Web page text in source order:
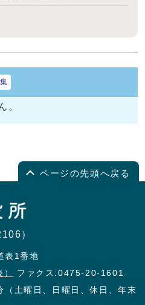
。
ページの先頭へ戻る
）
表1番地
ファクス:0475-20-1601
土曜日、日曜日、休日、年末